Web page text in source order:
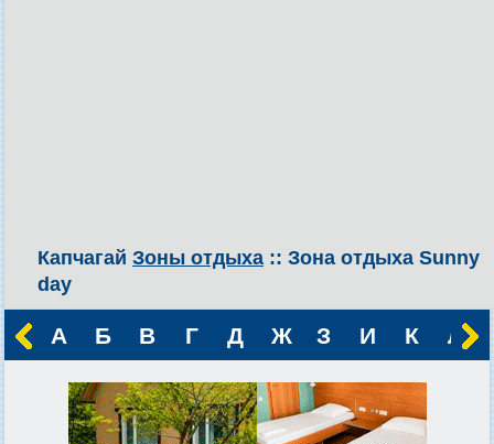
Капчагай Зоны отдыха :: Зона отдыха Sunny
day
А Б В Г Д Ж З И К Л